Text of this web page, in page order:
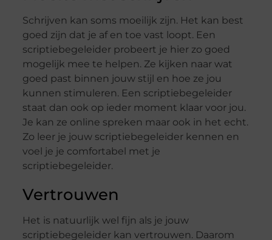
Schrijven kan soms moeilijk zijn. Het kan best
goed zijn dat je af en toe vast loopt. Een
scriptiebegeleider probeert je hier zo goed
mogelijk mee te helpen. Ze kijken naar wat
goed past binnen jouw stijl en hoe ze jou
kunnen stimuleren. Een scriptiebegeleider
staat dan ook op ieder moment klaar voor jou.
Je kan ze online spreken maar ook in het echt.
Zo leer je jouw scriptiebegeleider kennen en
voel je je comfortabel met je
scriptiebegeleider.
Vertrouwen
Het is natuurlijk wel fijn als je jouw
scriptiebegeleider kan vertrouwen. Daarom